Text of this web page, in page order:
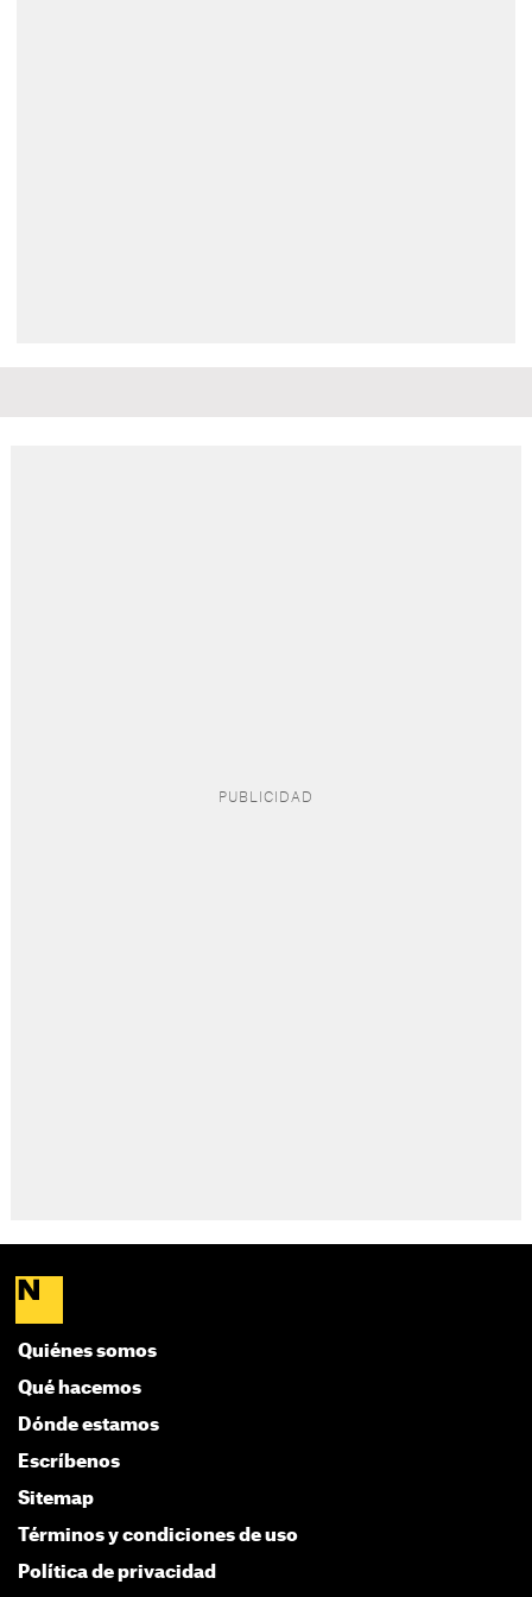
Quiénes somos
Qué hacemos
Dónde estamos
Escríbenos
Sitemap
Términos y condiciones de uso
Política de privacidad